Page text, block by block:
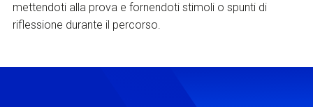
mettendoti alla prova e fornendoti stimoli o spunti di
riflessione durante il percorso.